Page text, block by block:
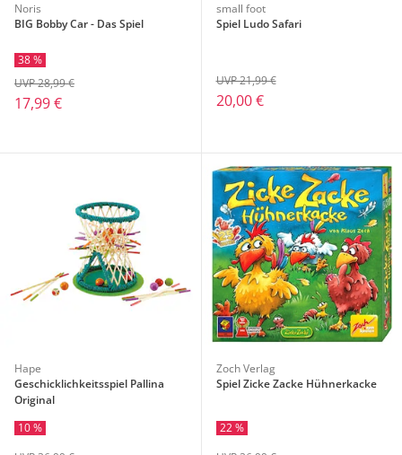
Noris
BIG Bobby Car - Das Spiel
38 %
17,99 €
UVP 28,99 €
small foot
Spiel Ludo Safari
20,00 €
UVP 21,99 €
Hape
Geschicklichkeitsspiel Pallina
Original
10 %
Zoch Verlag
Spiel Zicke Zacke Hühnerkacke
22 %